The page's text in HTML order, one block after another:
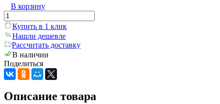
В корзину
Купить в 1 клик
Нашли дешевле
Рассчитать доставку
В наличии
Поделиться
Описание товара